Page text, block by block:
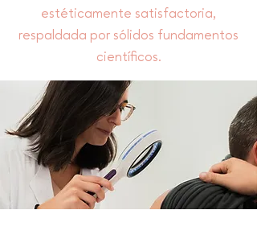
estéticamente satisfactoria,
respaldada por sólidos fundamentos
científicos.